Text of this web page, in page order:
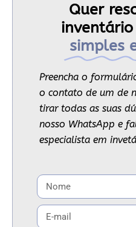
Quer
simples
Preencha o
o contato de um de
tirar todas as suas
nosso WhatsApp e
especialista em